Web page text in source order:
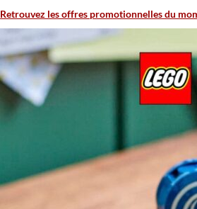
Retrouvez les offres promotionnelles du